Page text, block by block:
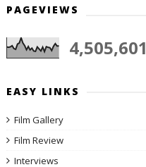
PAGEVIEWS
4,505,601
EASY LINKS
Film Gallery
Film Review
Interviews